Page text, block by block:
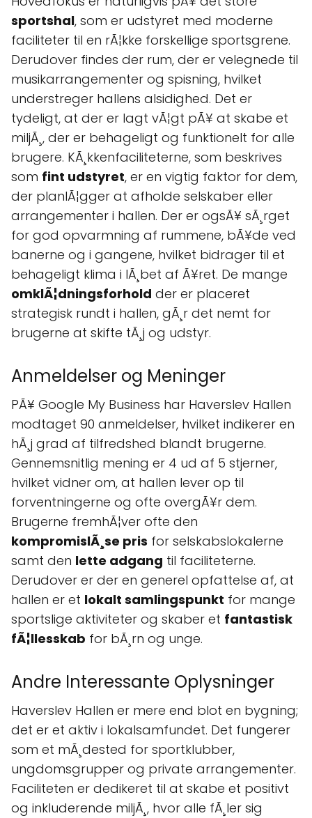
sportshal, som er udstyret med moderne
faciliteter til en rÃ¦kke forskellige sportsgrene.
Derudover findes der rum, der er velegnede til
musikarrangementer og spisning, hvilket
understreger hallens alsidighed. Det er
tydeligt, at der er lagt vÃ¦gt pÃ¥ at skabe et
miljÃ¸, der er behageligt og funktionelt for alle
brugere. KÃ¸kkenfaciliteterne, som beskrives
som fint udstyret, er en vigtig faktor for dem,
der planlÃ¦gger at afholde selskaber eller
arrangementer i hallen. Der er ogsÃ¥ sÃ¸rget
for god opvarmning af rummene, bÃ¥de ved
banerne og i gangene, hvilket bidrager til et
behageligt klima i lÃ¸bet af Ã¥ret. De mange
omklÃ¦dningsforhold der er placeret
strategisk rundt i hallen, gÃ¸r det nemt for
brugerne at skifte tÃ¸j og udstyr.
Anmeldelser og Meninger
PÃ¥ Google My Business har Haverslev Hallen
modtaget 90 anmeldelser, hvilket indikerer en
hÃ¸j grad af tilfredshed blandt brugerne.
Gennemsnitlig mening er 4 ud af 5 stjerner,
hvilket vidner om, at hallen lever op til
forventningerne og ofte overgÃ¥r dem.
Brugerne fremhÃ¦ver ofte den
kompromislÃ¸se pris for selskabslokalerne
samt den lette adgang til faciliteterne.
Derudover er der en generel opfattelse af, at
hallen er et lokalt samlingspunkt for mange
sportslige aktiviteter og skaber et fantastisk
fÃ¦llesskab for bÃ¸rn og unge.
Andre Interessante Oplysninger
Haverslev Hallen er mere end blot en bygning;
det er et aktiv i lokalsamfundet. Det fungerer
som et mÃ¸dested for sportklubber,
ungdomsgrupper og private arrangementer.
Faciliteten er dedikeret til at skabe et positivt
og inkluderende miljÃ¸, hvor alle fÃ¸ler sig